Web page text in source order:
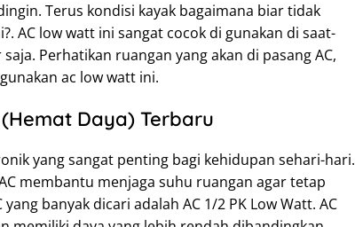
Terus kondisi kayak bagaimana biar tidak
AC low watt ini sangat cocok di gunakan di saat-
Perhatikan ruangan yang akan di pasang AC,
ac low watt ini.
Daya) Terbaru
yang sangat penting bagi kehidupan sehari-hari.
membantu menjaga suhu ruangan agar tetap
banyak dicari adalah AC 1/2 PK Low Watt. AC